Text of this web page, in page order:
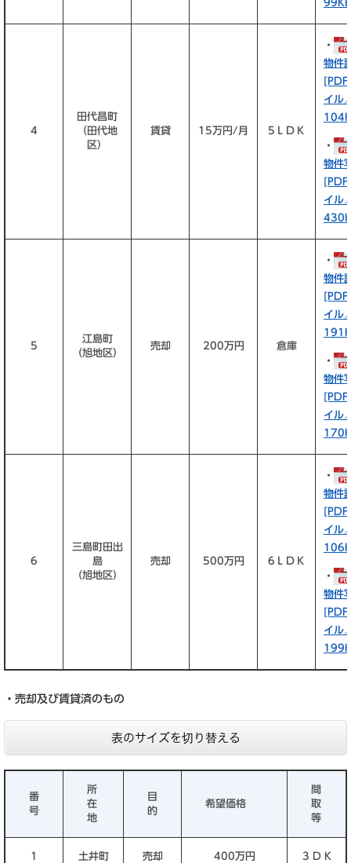
4
田代昌町
（田代地
区）
賃貸 15万円/月 5ＬＤＫ
・
物件
[PDF
イル
・
物件
イル
5
江島町
（旭地区）
売却 200万円 倉庫
・
物件
[PDF
イル
・
物件
イル
6
三島町田出
島
（旭地区）
売却 500万円 6ＬＤＫ
・
物件
[PDF
イル
・
物件
イル
・売却及び賃貸済のもの
表のサイズを切り替える
番
号
所
在
地
目
的
希望価格
間
取
等
1 土井町 売却 400万円 3 D K